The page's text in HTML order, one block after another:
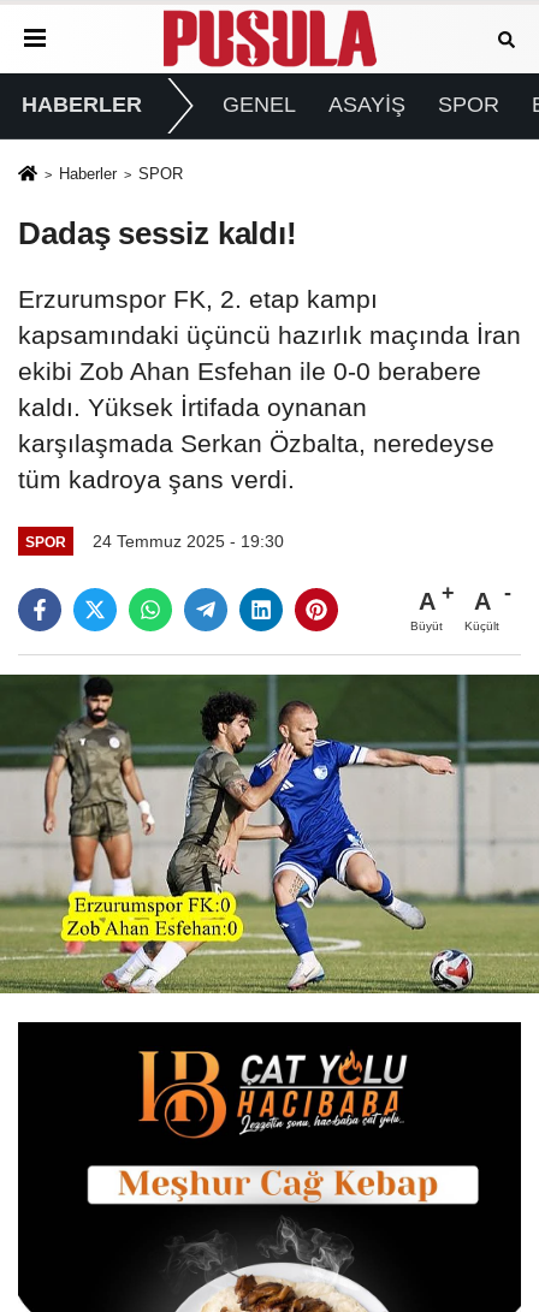
HABERLER GENEL ASAYİŞ SPOR
Haberler SPOR
Dadaş sessiz kaldı!
Erzurumspor FK, 2. etap kampı
kapsamındaki üçüncü hazırlık maçında İran
ekibi Zob Ahan Esfehan ile 0-0 berabere
kaldı. Yüksek İrtifada oynanan
karşılaşmada Serkan Özbalta, neredeyse
tüm kadroya şans verdi.
SPOR 24 Temmuz 2025 - 19:30
A
Büyüt
A
Küçült